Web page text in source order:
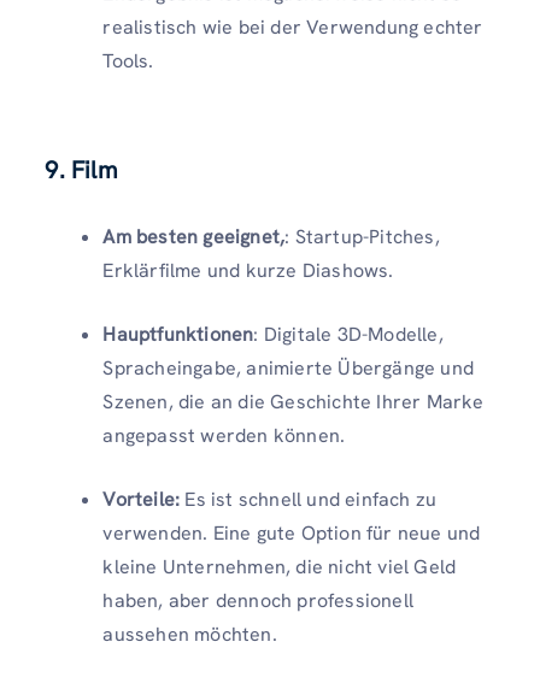
realistisch wie bei der Verwendung echter
Tools.
9. Film
Am besten geeignet,: Startup-Pitches,
Erklärfilme und kurze Diashows.
Hauptfunktionen: Digitale 3D-Modelle,
Spracheingabe, animierte Übergänge und
Szenen, die an die Geschichte Ihrer Marke
angepasst werden können.
Vorteile: Es ist schnell und einfach zu
verwenden. Eine gute Option für neue und
kleine Unternehmen, die nicht viel Geld
haben, aber dennoch professionell
aussehen möchten.